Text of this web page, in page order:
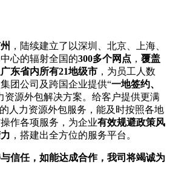
，陆续建立了以深圳、北京、上海、
心的辐射全国的300多个网点 ， 覆盖
东省内所有21地级市 ，为员工人数
团公司及跨国企业提供“一地签约、
资源外包解决方案。给客户提供更满
人力资源外包服务，能及时按照各地
作各项服务，为企业有效规避政策风
，搭建出全方位的服务平台。
信任，如能达成合作，我司将竭诚为